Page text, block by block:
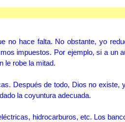
no hace falta. No obstante, yo
impuestos. Por ejemplo, si a un
le robe la mitad.
Después de todo, Dios no existe,
la coyuntura adecuada.
hidrocarburos, etc. Los